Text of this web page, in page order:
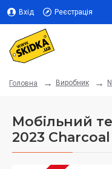
Вхід Реєстрація
Головна Виробник
Мобільний
2023 Charcoal